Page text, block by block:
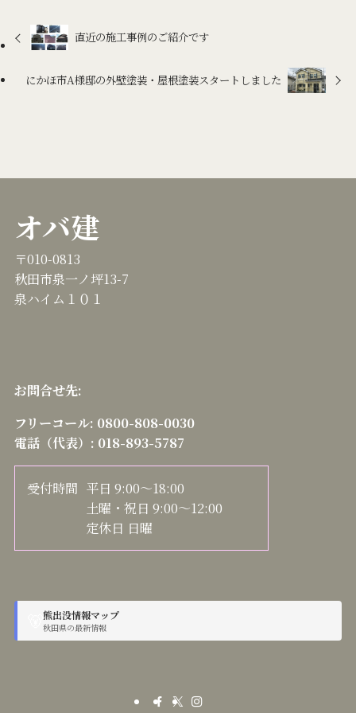
直近の施工事例のご紹介です
にかほ市A様邸の外壁塗装・屋根塗装スタートしました
オバ建
〒010-0813
秋田市泉一ノ坪13-7
泉ハイム１０１
お問合せ先:
フリーコール: 0800-808-0030
電話（代表）: 018-893-5787
受付時間 平日 9:00～18:00
土曜・祝日 9:00～12:00
定休日 日曜
熊出没情報マップ
秋田県の最新情報